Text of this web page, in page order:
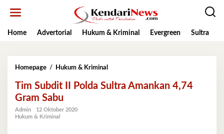
Home
Advertorial Hukum & Kriminal Evergreen Sultra
Homepage / Hukum & Kriminal
II
Tim Subdit II Polda Sultra Amankan 4,74
Gram Sabu
Admin
12 Oktober 2020
Hukum & Kriminal